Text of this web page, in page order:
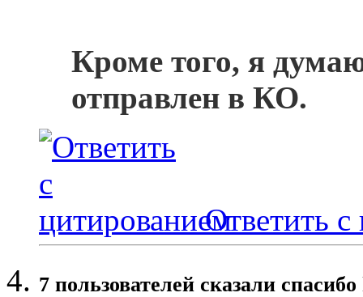
Кроме того, я
отправлен в КО.
Ответить с
7 пользователей сказали